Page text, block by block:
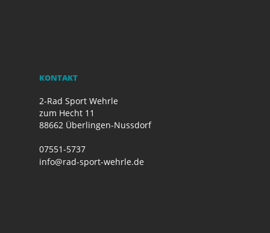
KONTAKT
2-Rad Sport Wehrle
zum Hecht 11
88662 Überlingen-Nussdorf
07551-5737
info@rad-sport-wehrle.de